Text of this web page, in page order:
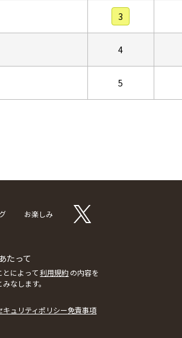
3
4
5
お楽しみ
たって
によって利用規約の内容を
なします。
キュリティポリシー免責事項